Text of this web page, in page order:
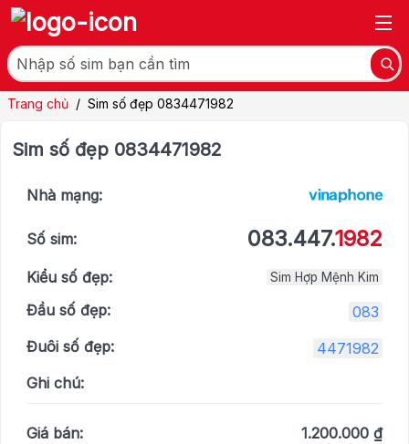
Trang chủ / Sim số đẹp 0834471982
Sim số đẹp 0834471982
Nhà mạng:
Số sim: 083.447.1982
Kiểu số đẹp: Sim Hợp Mệnh Kim
Đầu số đẹp:
083
Đuôi số đẹp:
4471982
Ghi chú:
Giá bán: 1.200.000 ₫